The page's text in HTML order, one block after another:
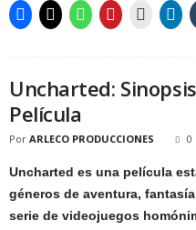
Uncharted:
Película
Por ARLECO PRODUCCIONES 0
Uncharted es una película
géneros de aventura,
serie de videojuegos